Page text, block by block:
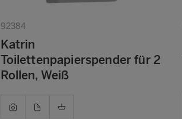
92384
Katrin
Toilettenpapierspender für 2
Rollen, Weiß